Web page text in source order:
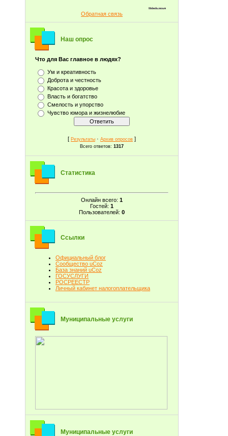
Обратная связь
Наш опрос
Что для Вас главное в людях?
Ум и креативность
Доброта и честность
Красота и здоровье
Власть и богатство
Смелость и упорство
Чувство юмора и жизнелюбие
[ Результаты · Архив опросов ]
Всего ответов: 1317
Статистика
Онлайн всего: 1
Гостей: 1
Пользователей: 0
Ссылки
Официальный блог
Сообщество uCoz
База знаний uCoz
ГОСУСЛУГИ
РОСРЕЕСТР
Личный кабинет налогоплательщика
Муниципальные услуги
Муниципальные услуги